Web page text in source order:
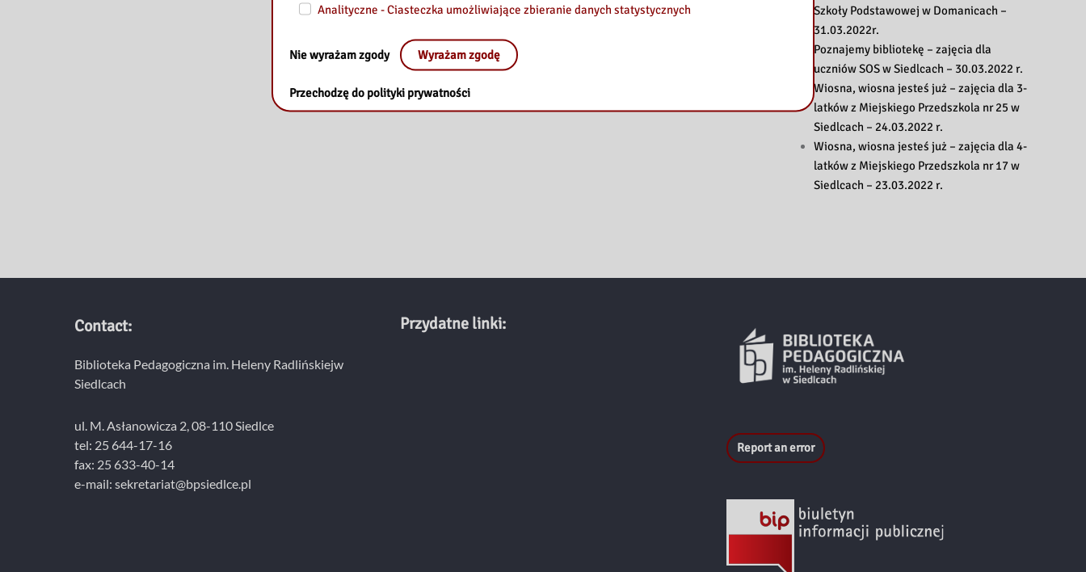
Szkoły Podstawowej w Domanicach –
31.03.2022r.
Poznajemy bibliotekę – zajęcia dla
uczniów SOS w Siedlcach – 30.03.2022 r.
Wiosna, wiosna jesteś już – zajęcia dla 3-
latków z Miejskiego Przedszkola nr 25 w
Siedlcach – 24.03.2022 r.
Wiosna, wiosna jesteś już – zajęcia dla 4-
latków z Miejskiego Przedszkola nr 17 w
Siedlcach – 23.03.2022 r.
Contact:
Biblioteka Pedagogiczna im. Heleny Radlińskiejw
Siedlcach
ul. M. Asłanowicza 2, 08-110 Siedlce
tel: 25 644-17-16
fax: 25 633-40-14
e-mail: sekretariat@bpsiedlce.pl
Przydatne linki:
Report an error
Analityczne - Ciasteczka umożliwiające zbieranie danych statystycznych
Nie wyrażam zgody Wyrażam zgodę
Przechodzę do polityki prywatności